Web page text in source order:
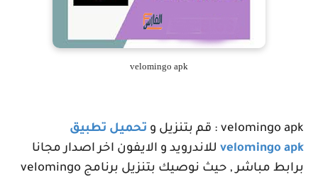
velomingo apk
velomingo apk : قم بتنزيل و تحميل تطبيق
velomingo apk للاندرويد و الايفون اخر اصدار مجانا
برابط مباشر , حيث نوصيك بتنزيل برنامج velomingo